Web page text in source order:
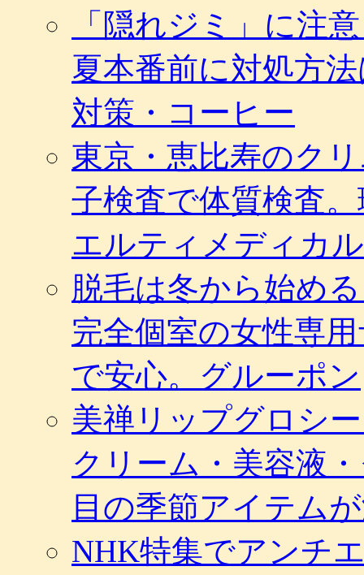
「隠れジミ」に注
夏本番前に対処方
対策・コーヒー
東京・恵比寿のク
子検査で体質検査
エルティメディカ
脱毛は冬から始め
完全個室の女性専
で安心。グルーポン
美禅リップグロシ
クリーム・美容液
目の季節アイテム
NHK特集でアンチ